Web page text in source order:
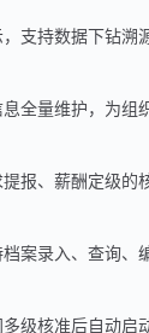
支持数据下钻溯
全量维护，为组
报、薪酬定级的
案录入、查询、
级核准后自动启